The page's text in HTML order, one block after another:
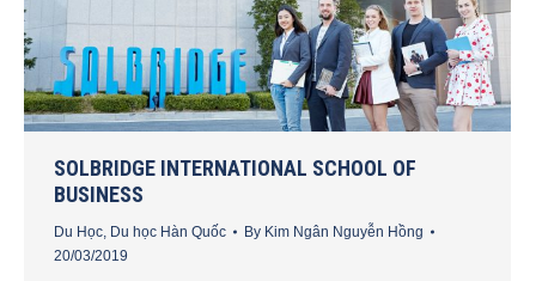
SOLBRIDGE INTERNATIONAL SCHOOL OF
BUSINESS
Du Học, Du học Hàn Quốc By Kim Ngân Nguyễn Hồng
20/03/2019